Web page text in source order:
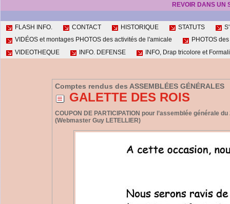
REVOIR DANS UN
FLASH INFO. CONTACT HISTORIQUE STATUTS
VIDÉOS et montages PHOTOS des activités de l'amicale
PHOTOS
VIDEOTHEQUE
INFO. DEFENSE INFO, Drap tricolore et
Comptes rendus des ASSEMBLÉES GÉNÉRALES
GALETTE DES ROIS
COUPON DE PARTICIPATION pour l’assemblée générale
(Webmaster Guy LETELLIER)